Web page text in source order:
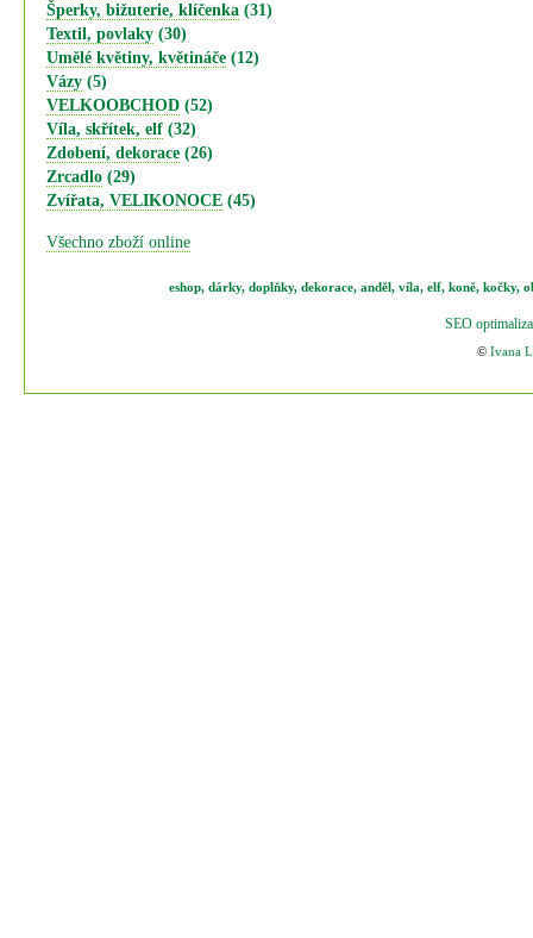
Šperky, bižuterie, klíčenka (31)
Textil, povlaky (30)
Umělé květiny, květináče (12)
Vázy (5)
VELKOOBCHOD (52)
Víla, skřítek, elf (32)
Zdobení, dekorace (26)
Zrcadlo (29)
Zvířata, VELIKONOCE (45)
Všechno zboží online
eshop, dárky, doplňky, dekorace, anděl, víla, elf, koně, kočky,
SEO
© Ivana